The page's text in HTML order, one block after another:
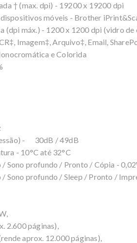
† (max. dpi) - 19200 x 19200 dpi
móveis - Brother
(dpi máx.) - 1200 x 1200 dpi (vidro
Imagem‡, Arquivo‡, Email,
e Colorida
- 30dB / 49dB
- 10°C até 32°C
/ Sono profundo / Pronto / Cópia -
/ Sono profundo / Sleep / Pronto /
2.600 páginas),
aprox. 12.000 páginas),